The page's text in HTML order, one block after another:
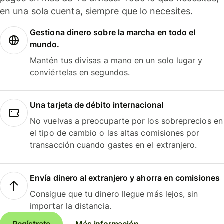
en una sola cuenta, siempre que lo necesites.
Gestiona dinero sobre la marcha en todo el
mundo.
Mantén tus divisas a mano en un solo lugar y
conviértelas en segundos.
Una tarjeta de débito internacional
No vuelvas a preocuparte por los sobreprecios en
el tipo de cambio o las altas comisiones por
transacción cuando gastes en el extranjero.
Envía dinero al extranjero y ahorra en comisiones
Consigue que tu dinero llegue más lejos, sin
importar la distancia.